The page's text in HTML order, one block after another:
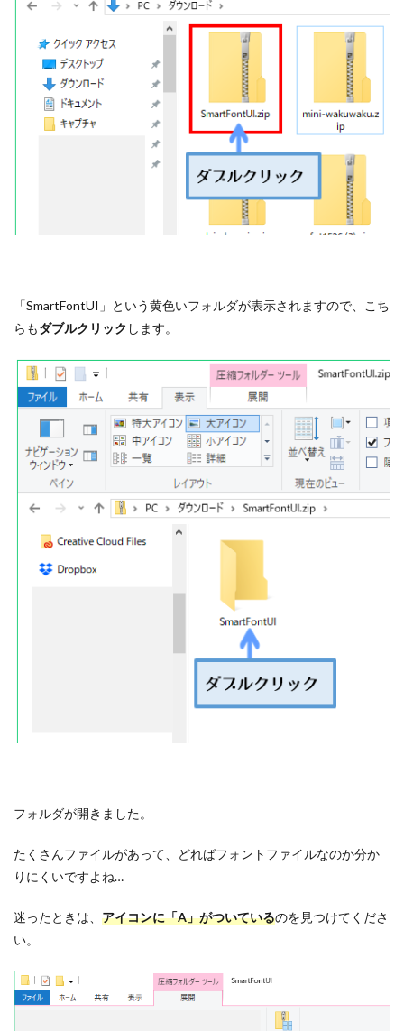
「SmartFontUI」という黄色いフォルダが表示されますので、こち
らもダブルクリック します。
フォルダが開きました。
たくさんファイルがあって、どればフォントファイルなのか分か
りにくいですよね…
迷ったときは、 アイコンに「A」がついているのを見つけてくださ
い。